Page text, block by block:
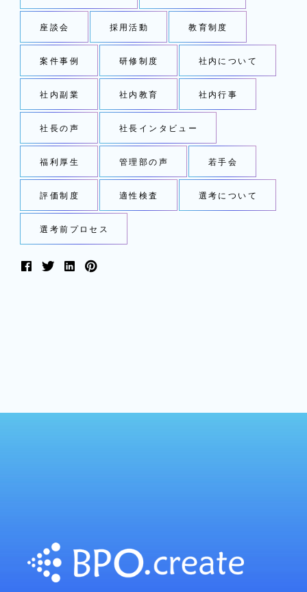
座談会 採用活動 教育制度
案件事例 研修制度 社内について
社内副業 社内教育 社内行事
社長の声 社長インタビュー
福利厚生 管理部の声 若手会
評価制度 適性検査 選考について
選考前プロセス